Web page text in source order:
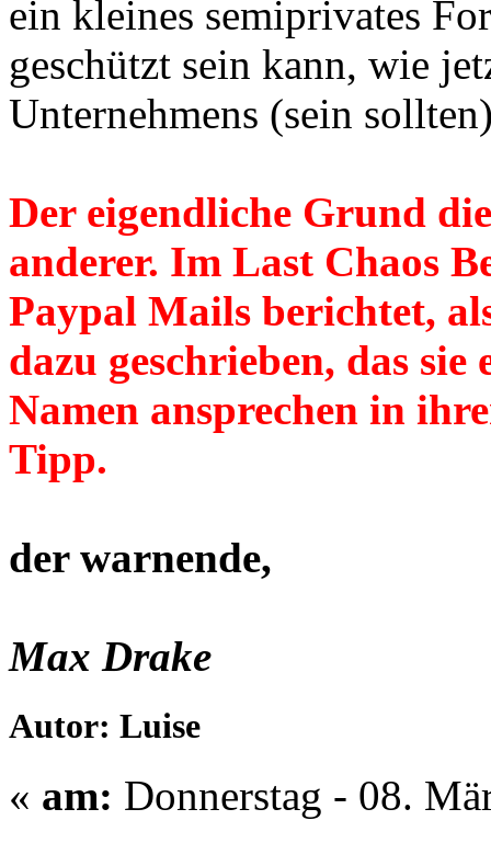
ein kleines semiprivates
geschützt sein kann, wie
Unternehmens (sein
Der eigendliche Grund
anderer. Im Last Chaos
Paypal Mails berichtet,
dazu geschrieben, das
Namen ansprechen in
Tipp.
der warnende,
Max Drake
Autor: Luise
« am: Donnerstag - 08.